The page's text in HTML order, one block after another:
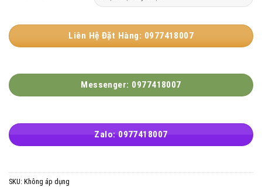
Liên Hệ Đặt Hàng: 0977418007
Messenger: 0977418007
Zalo: 0977418007
SKU: Không áp dụng